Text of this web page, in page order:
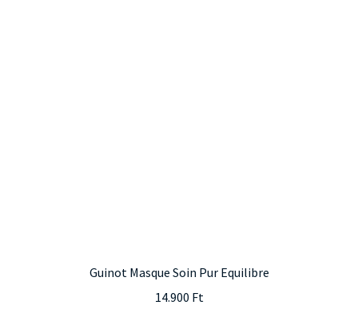
Guinot Masque Soin Pur Equilibre
14.900 Ft